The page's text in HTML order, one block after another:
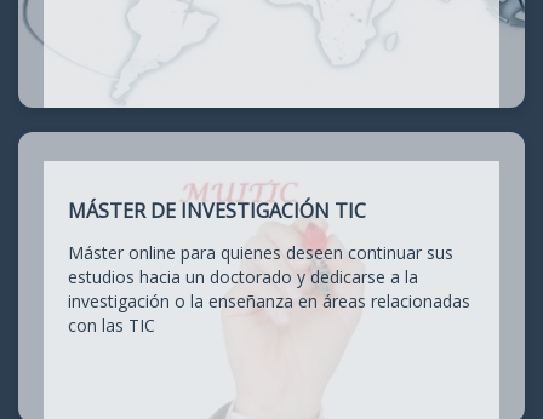
MÁSTER DE INVESTIGACIÓN TIC
Máster online para quienes deseen continuar sus
estudios hacia un doctorado y dedicarse a la
investigación o la enseñanza en áreas relacionadas
con las TIC